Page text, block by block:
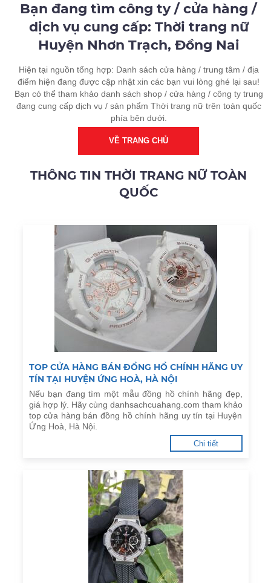
Bạn đang tìm công ty / cửa hàng /
dịch vụ cung cấp: Thời trang nữ
Huyện Nhơn Trạch, Đồng Nai
Hiện tại nguồn tổng hợp: Danh sách cửa hàng / trung tâm / địa
điểm hiện đang được cập nhật xin các bạn vui lòng ghé lại sau!
Bạn có thể tham khảo danh sách shop / cửa hàng / công ty trung
đang cung cấp dịch vụ / sản phẩm Thời trang nữ trên toàn quốc
phía bên dưới.
VỀ TRANG CHỦ
THÔNG TIN THỜI TRANG NỮ TOÀN
QUỐC
TOP CỬA HÀNG BÁN ĐỒNG HỒ CHÍNH HÃNG UY
TÍN TẠI HUYỆN ỨNG HOÀ, HÀ NỘI
Nếu bạn đang tìm một mẫu đồng hồ chính hãng đẹp,
giá hợp lý. Hãy cùng danhsachcuahang.com tham khảo
top cửa hàng bán đồng hồ chính hãng uy tín tại Huyện
Ứng Hoà, Hà Nội.
Chi tiết